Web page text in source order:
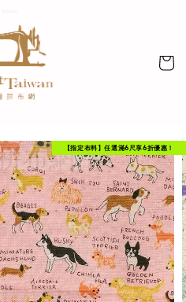
【指定布料】任選滿6尺享6折優惠！